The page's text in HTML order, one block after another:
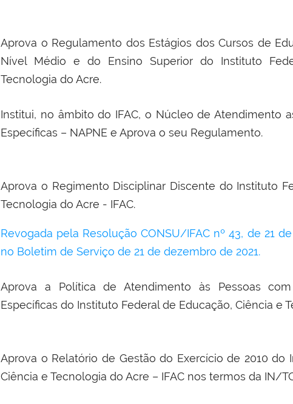
Aprova o Regulamento dos Estágios dos Cursos de
Nível Médio e do Ensino Superior do Instituto
Tecnologia do Acre.
Institui, no âmbito do IFAC, o Núcleo de Atendimento
Específicas – NAPNE e Aprova o seu Regulamento.
Aprova o Regimento Disciplinar Discente do Instituto
Tecnologia do Acre - IFAC.
Revogada pela Resolução CONSU/IFAC nº 43, de 21
no Boletim de Serviço de 21 de dezembro de 2021.
Aprova a Política de Atendimento às Pessoas com
Específicas do Instituto Federal de Educação, Ciência e
Aprova o Relatório de Gestão do Exercício de 2010 do
Ciência e Tecnologia do Acre – IFAC nos termos da IN/